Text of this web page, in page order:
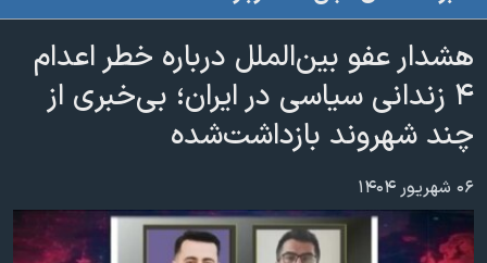
جهش
به
صفحه
اصلی
جهش
جستجو
ایران
آمریکا
جهان
ورزشی
ویدیوها
برنامه های تلویزیونی
جدول برنامه ها
صفحه‌های ویژه
جام جهانی ۲۰۲۶
بایگانی برنامه‌های تلویزیونی
فرکانس‌های صدای آمریکا
یادگیری زبان انگلیسی
هشدار عفو بین‌الملل درباره خطر اعدام
۴ زندانی سیاسی در ایران؛ بی‌خبری از
چند شهروند بازداشت‌شده
۰۶ شهریور ۱۴۰۴